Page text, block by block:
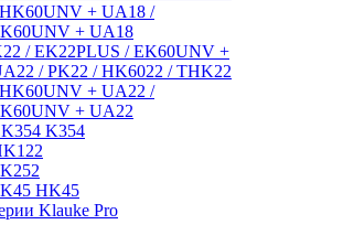
+ UA18 /
+ UA18
/ EK22PLUS / EK60UNV +
/ PK22 / HK6022 / THK22
+ UA22 /
+ UA22
K354
HK45
Klauke Pro